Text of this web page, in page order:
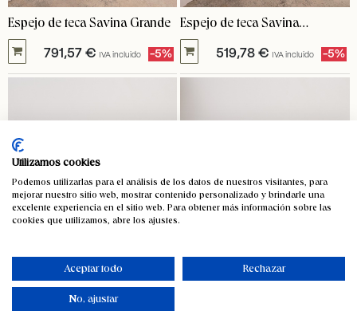
Espejo de teca Savina Grande
791,57 € IVA incluido -5%
Espejo de teca Savina
pequeño
519,78€ IVA incluido -5%
Garrafa de vidrio de boca
Utilizamos cookies
Podemos utilizarlas para el análisis de los datos de nuestros visitantes, para
mejorar nuestro sitio web, mostrar contenido personalizado y brindarle una
excelente experiencia en el sitio web. Para obtener más información sobre las
cookies que utilizamos, abre los ajustes.
Aceptar todo Rechazar
No, ajustar